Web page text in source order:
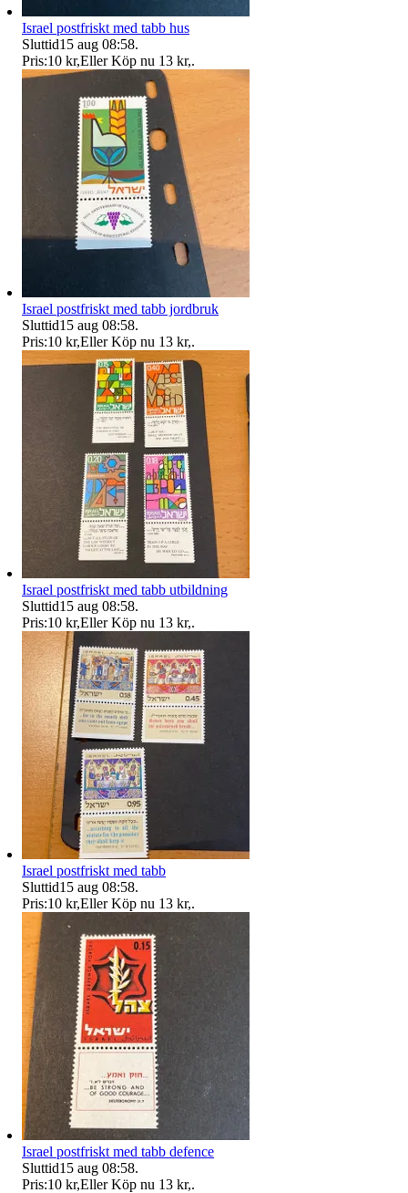
Israel postfriskt med tabb hus
Sluttid15 aug 08:58.
Pris:10 kr,Eller Köp nu 13 kr,.
Israel postfriskt med tabb jordbruk
Sluttid15 aug 08:58.
Pris:10 kr,Eller Köp nu 13 kr,.
Israel postfriskt med tabb utbildning
Sluttid15 aug 08:58.
Pris:10 kr,Eller Köp nu 13 kr,.
Israel postfriskt med tabb
Sluttid15 aug 08:58.
Pris:10 kr,Eller Köp nu 13 kr,.
Israel postfriskt med tabb defence
Sluttid15 aug 08:58.
Pris:10 kr,Eller Köp nu 13 kr,.